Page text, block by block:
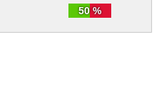
50 %